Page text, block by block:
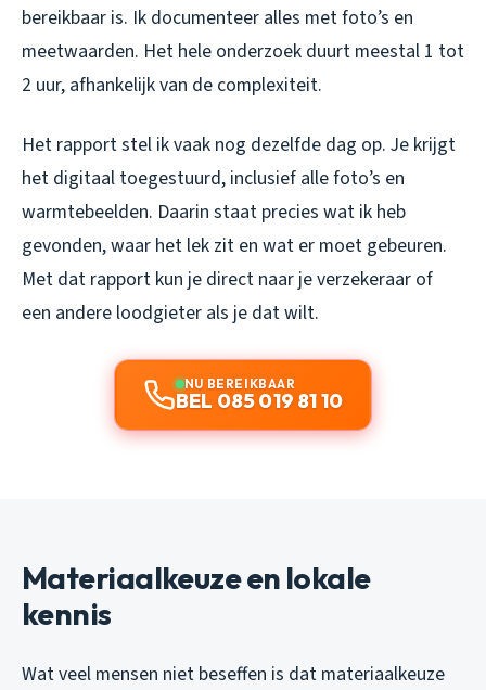
bereikbaar is. Ik documenteer alles met foto’s en
meetwaarden. Het hele onderzoek duurt meestal 1 tot
2 uur, afhankelijk van de complexiteit.
Het rapport stel ik vaak nog dezelfde dag op. Je krijgt
het digitaal toegestuurd, inclusief alle foto’s en
warmtebeelden. Daarin staat precies wat ik heb
gevonden, waar het lek zit en wat er moet gebeuren.
Met dat rapport kun je direct naar je verzekeraar of
een andere loodgieter als je dat wilt.
NU BEREIKBAAR
BEL 085 019 81 10
Materiaalkeuze en lokale
kennis
Wat veel mensen niet beseffen is dat materiaalkeuze